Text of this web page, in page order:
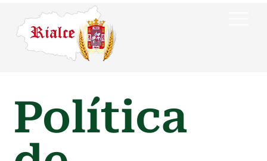
content
Política